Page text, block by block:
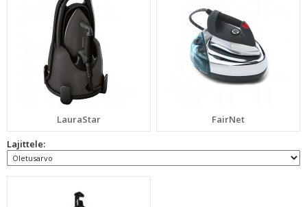
LauraStar
FairNet
Lajittele: